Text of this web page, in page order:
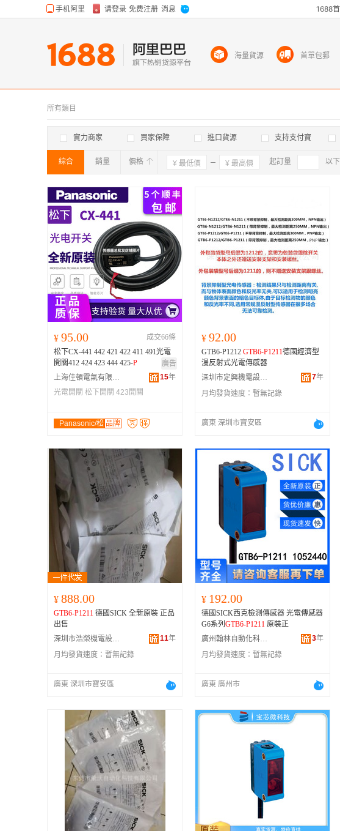
所有類目
實力商家 買家保障 進口貨源 支持支付寶
綜合 銷量 價格 確定 起訂量 以下
確定
¥ 95.00
成交66條
松下CX-441 442 421 422 411 491光電
開關412 424 423 444 425-P
廣告
上海佳頓電氣有限公司
15年
光電開關 松下開關 423開關
Panasonic/松 品牌
¥ 92.00
GTB6-P1212 GTB6-P1211德國經濟型
漫反射式光電傳感器
深圳市定興機電設備有限公司
7年
月均發貨速度： 暫無記錄
廣東 深圳市寶安區
¥ 888.00
GTB6-P1211
出售
深圳市浩榮機電設備有限公司
11年
月均發貨速度： 暫無記錄
廣東 深圳市寶安區
¥ 192.00
德國SICK西克檢測傳感器 光電傳感器
G6系列 GTB6-P1211 原裝正
廣州翰林自動化科技有限公司
3年
月均發貨速度： 暫無記錄
廣東 廣州市
海量貨源 首單包郵